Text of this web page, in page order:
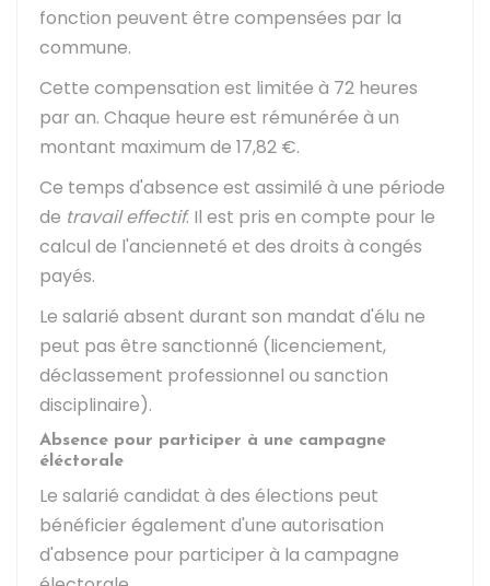
fonction peuvent être compensées par la
commune.
Cette compensation est limitée à 72 heures
par an. Chaque heure est rémunérée à un
montant maximum de 17,82 €.
Ce temps d'absence est assimilé à une période
de travail effectif. Il est pris en compte pour le
calcul de l'ancienneté et des droits à congés
payés.
Le salarié absent durant son mandat d'élu ne
peut pas être sanctionné (licenciement,
déclassement professionnel ou sanction
disciplinaire).
Absence pour participer à une campagne
éléctorale
Le salarié candidat à des élections peut
bénéficier également d'une autorisation
d'absence pour participer à la campagne